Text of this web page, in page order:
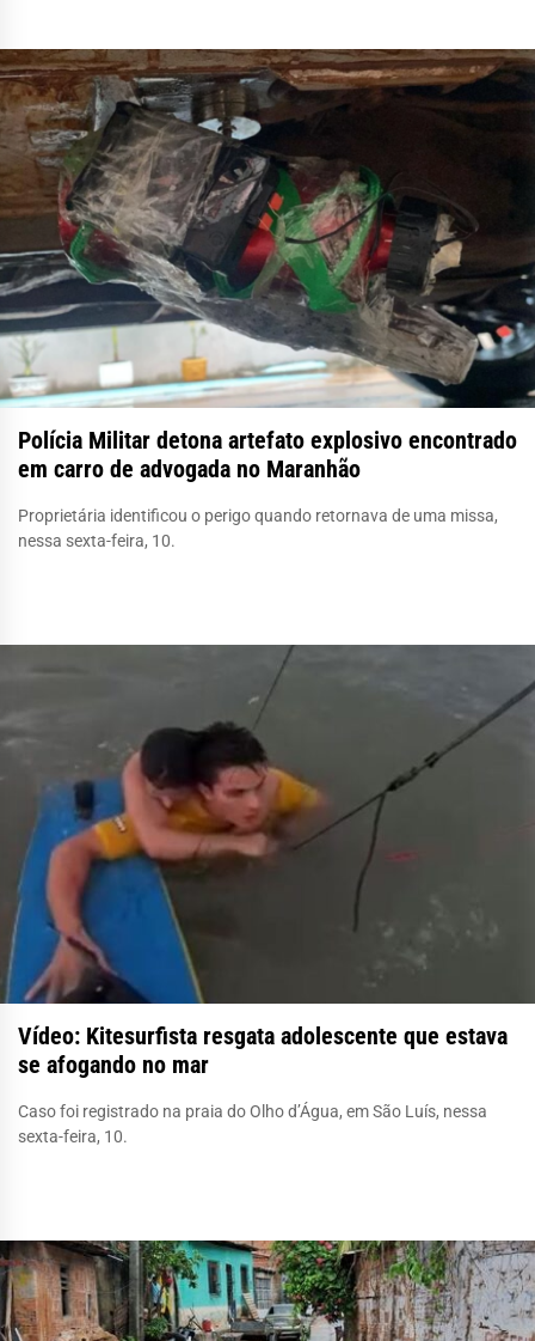
Polícia Militar detona artefato explosivo encontrado
em carro de advogada no Maranhão
Proprietária identificou o perigo quando retornava de uma missa,
nessa sexta-feira, 10.
Vídeo: Kitesurfista resgata adolescente que estava
se afogando no mar
Caso foi registrado na praia do Olho d’Água, em São Luís, nessa
sexta-feira, 10.